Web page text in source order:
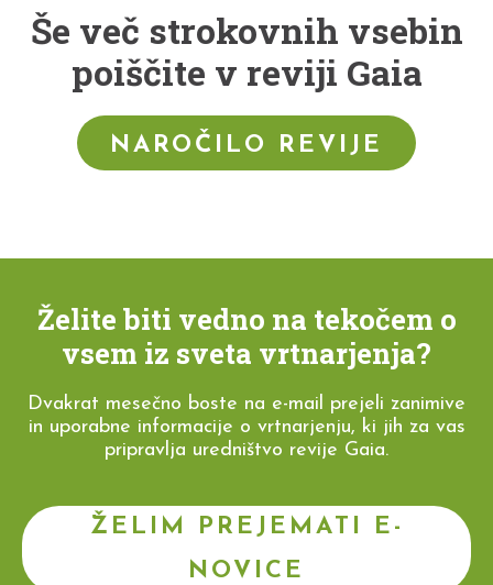
Še več strokovnih vsebin
poiščite v reviji Gaia
NAROČILO REVIJE
Želite biti vedno na tekočem o
vsem iz sveta vrtnarjenja?
Dvakrat mesečno boste na e-mail prejeli zanimive
in uporabne informacije o vrtnarjenju, ki jih za vas
pripravlja uredništvo revije Gaia.
ŽELIM PREJEMATI E-
NOVICE